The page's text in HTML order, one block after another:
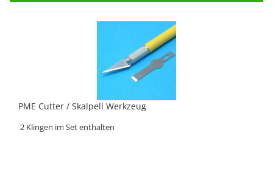
PME Cutter / Skalpell Werkzeug
2 Klingen im Set enthalten